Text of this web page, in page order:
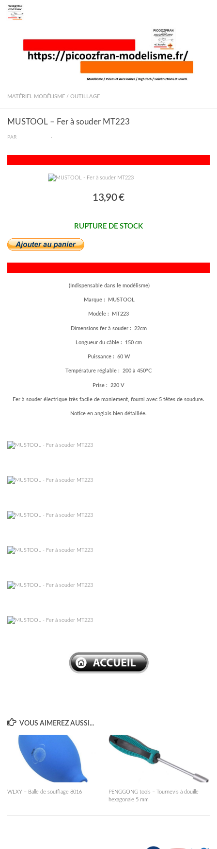
Skip to content
MATÉRIEL MODÉLISME / OUTILLAGE
MUSTOOL – Fer à souder MT223
PAR ·
13,90 €
RUPTURE DE STOCK
(Indispensable dans le modélisme)
Marque : MUSTOOL
Modèle : MT223
Dimensions fer à souder : 22cm
Longueur du câble : 150 cm
Puissance : 60 W
Température réglable : 200 à 450°C
Prise : 220 V
Fer à souder électrique très facile de maniement, fourni avec 5 têtes de soudure.
Notice en anglais bien détaillée.
VOUS AIMEREZ AUSSI...
WLXY – Balle de soufflage 8016
PENGGONG tools – Tournevis à douille
hexagonale 5 mm